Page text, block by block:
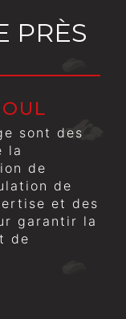
PRÈS
sont des
la
de
de
et des
garantir la
de